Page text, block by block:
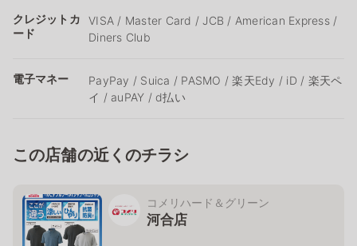
クレジットカ
ード
VISA / Master Card / JCB / American Express /
Diners Club
電子マネー
PayPay / Suica / PASMO / 楽天Edy / iD / 楽天ペ
イ / auPAY / d払い
この店舗の近くのチラシ
コメリハード＆グリーン
河合店